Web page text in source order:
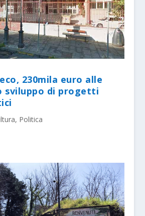
230mila euro alle
sviluppo di progetti
, Politica